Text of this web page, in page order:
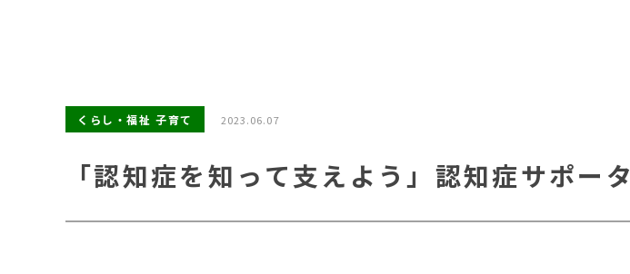
くらし・福祉 子育て 2023.06.07
「認知症を知って支えよう」認知症サポー